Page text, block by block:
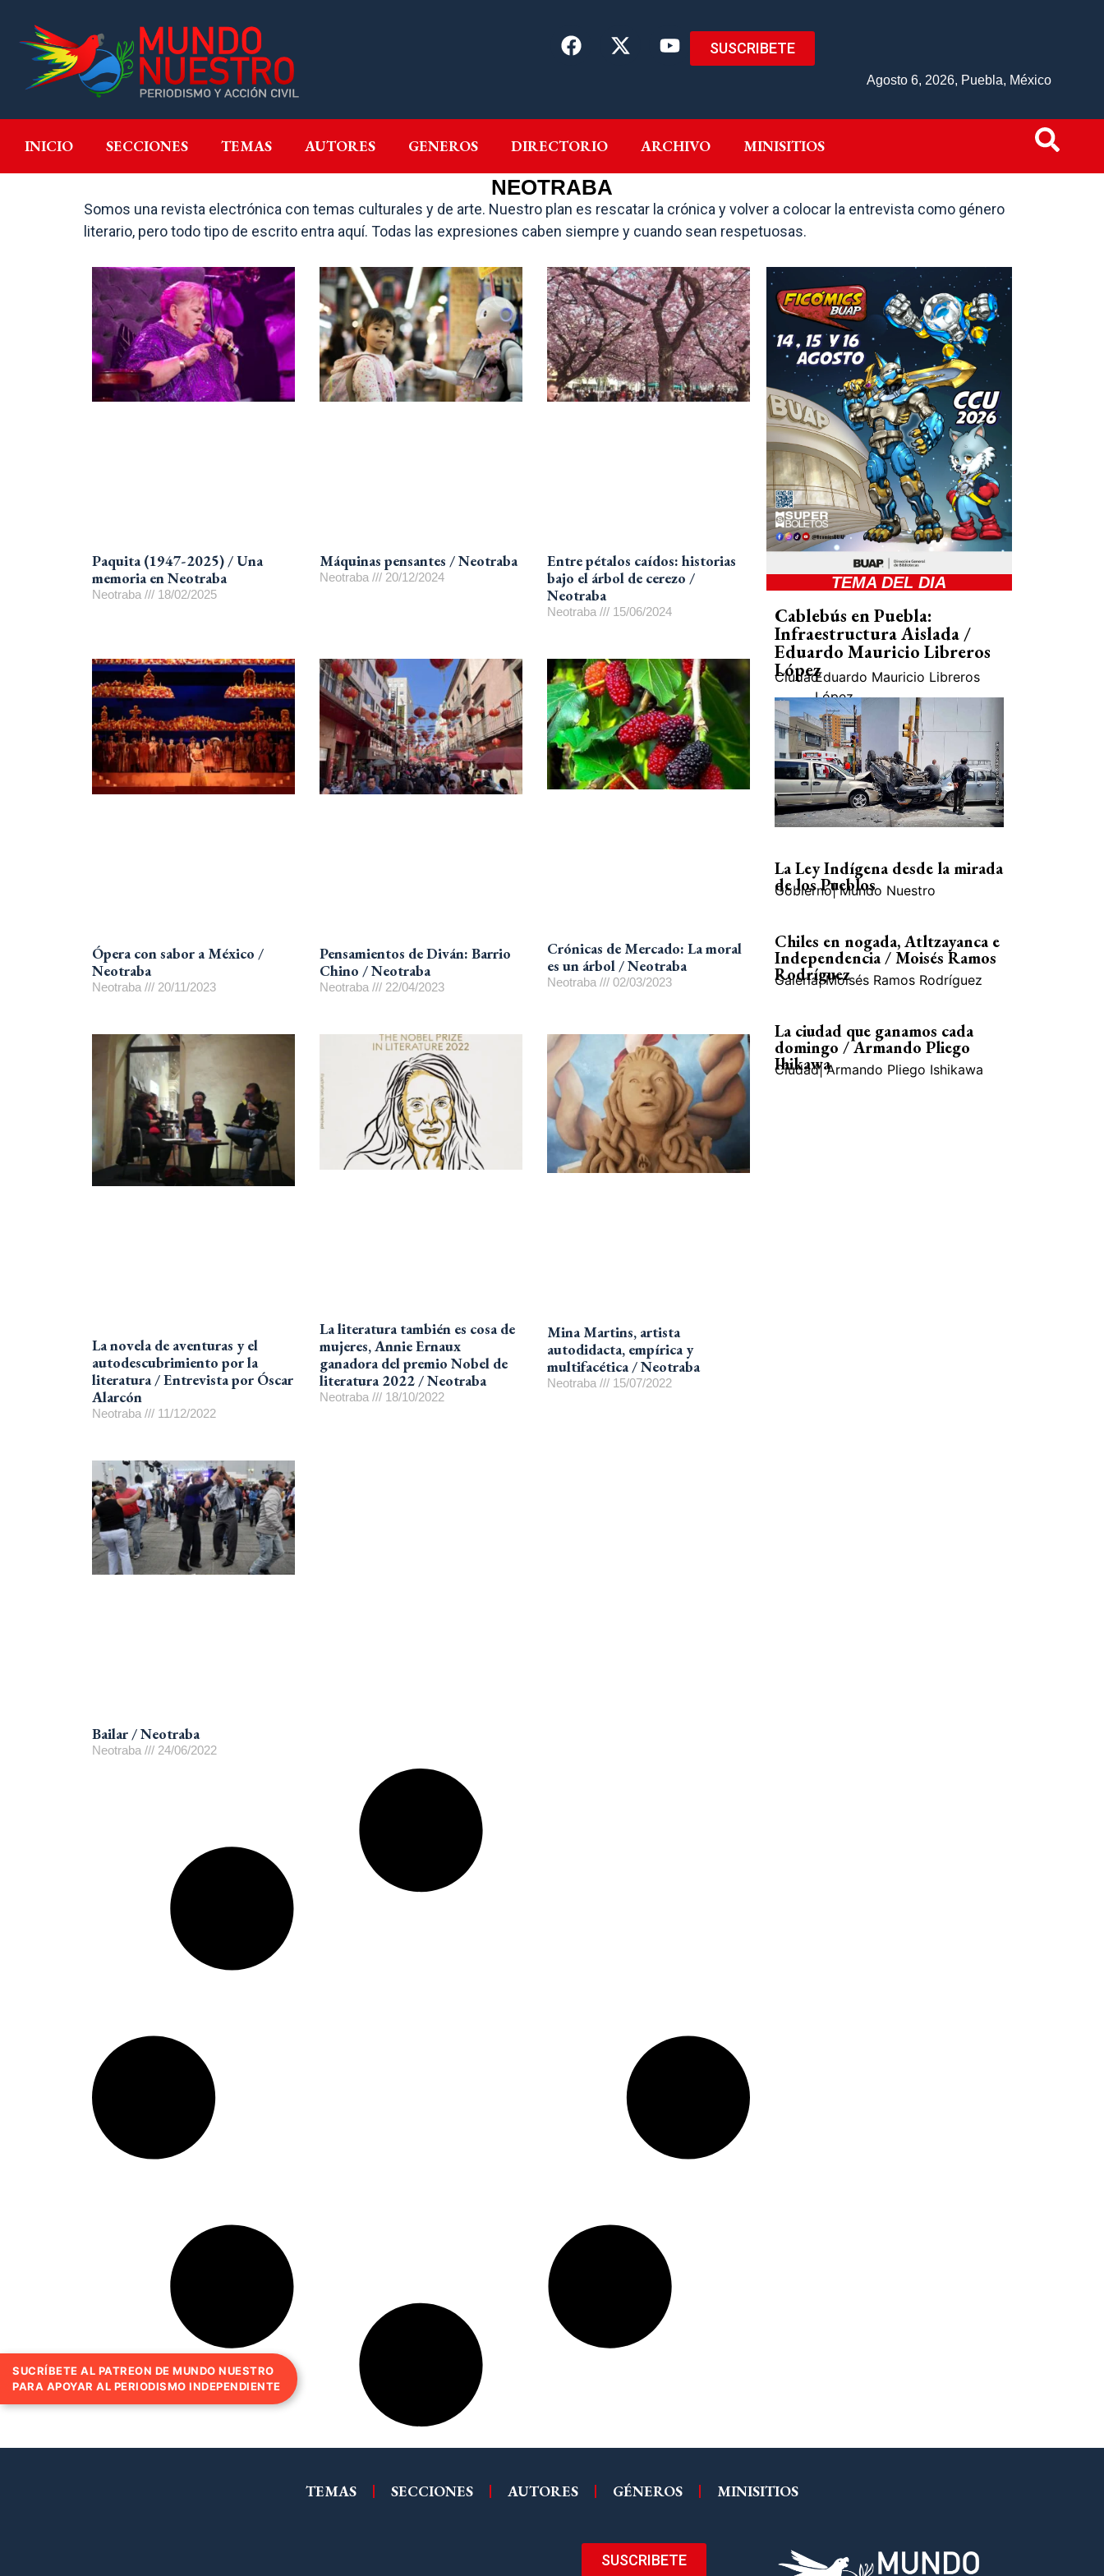
SUSCRIBETE
Agosto 6, 2026, Puebla, México
INICIO SECCIONES TEMAS AUTORES GENEROS DIRECTORIO ARCHIVO MINISITIOS
INICIO SECCIONES GENEROS DIRECTORIO ARCHIVO MINISITIOS
NEOTRABA
Somos una revista electrónica con temas culturales y de arte. Nuestro plan es rescatar la crónica y volver a colocar la entrevista como género
literario, pero todo tipo de escrito entra aquí. Todas las expresiones caben siempre y cuando sean respetuosas.
Paquita (1947-2025) / Una
memoria en Neotraba
Neotraba 18/02/2025
Máquinas pensantes / Neotraba
Neotraba 20/12/2024
Entre pétalos caídos: historias
bajo el árbol de cerezo /
Neotraba
Neotraba 15/06/2024
Ópera con sabor a México /
Neotraba
Neotraba 20/11/2023
Pensamientos de Diván: Barrio
Chino / Neotraba
Neotraba 22/04/2023
Crónicas de Mercado: La moral
es un árbol / Neotraba
Neotraba 02/03/2023
La novela de aventuras y el
autodescubrimiento por la
literatura / Entrevista por Óscar
Alarcón
Neotraba 11/12/2022
La literatura también es cosa de
mujeres, Annie Ernaux
ganadora del premio Nobel de
literatura 2022 / Neotraba
Neotraba 18/10/2022
Mina Martins, artista
autodidacta, empírica y
multifacética / Neotraba
Neotraba 15/07/2022
Bailar / Neotraba
Neotraba 24/06/2022
TEMA DEL DIA
Cablebús en Puebla:
Infraestructura Aislada /
Eduardo Mauricio Libreros
López
CiudadEduardo Mauricio Libreros
López
La Ley Indígena desde la mirada
de los Pueblos
Gobierno| Mundo Nuestro
Chiles en nogada, Atltzayanca e
Independencia / Moisés Ramos
Rodríguez
Galería| Moisés Ramos Rodríguez
La ciudad que ganamos cada
domingo / Armando Pliego
Ihikawa
Ciudad| Armando Pliego Ishikawa
TEMAS SECCIONES AUTORES GÉNEROS MINISITIOS
SUSCRIBETE
SUCRÍBETE AL PATREON DE MUNDO NUESTRO
PARA APOYAR AL PERIODISMO INDEPENDIENTE